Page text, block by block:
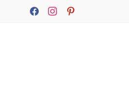
facebookinstagrampinterest